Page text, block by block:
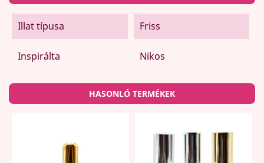
Illat típusa Friss
Inspirálta Nikos
HASONLÓ TERMÉKEK